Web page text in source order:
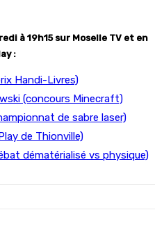
à 19h15 sur Moselle TV et en
:
Handi-Livres)
(concours Minecraft)
de sabre laser)
de Thionville)
dématérialisé vs physique)